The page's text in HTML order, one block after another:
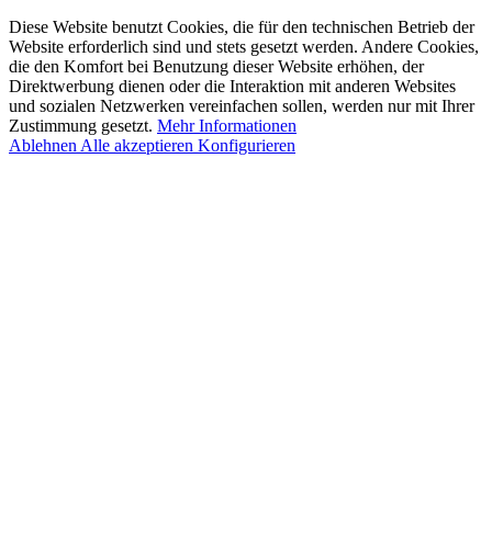
Diese Website benutzt Cookies, die für den technischen Betrieb der
Website erforderlich sind und stets gesetzt werden. Andere Cookies,
die den Komfort bei Benutzung dieser Website erhöhen, der
Direktwerbung dienen oder die Interaktion mit anderen Websites
und sozialen Netzwerken vereinfachen sollen, werden nur mit Ihrer
Zustimmung gesetzt. Mehr Informationen
Ablehnen Alle akzeptieren Konfigurieren